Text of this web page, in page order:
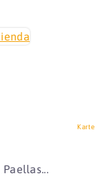
Karte